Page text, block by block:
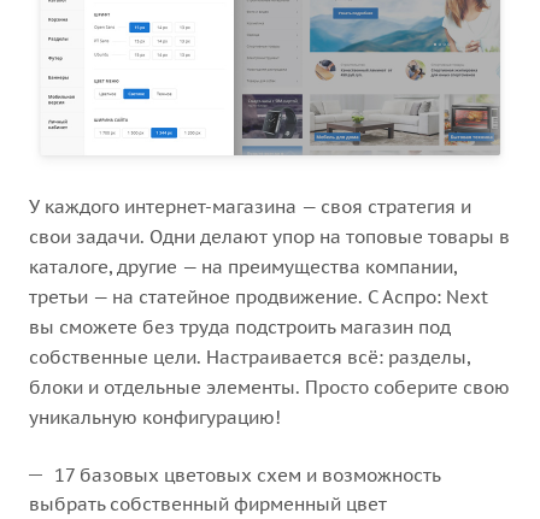
У каждого интернет-магазина — своя стратегия и
свои задачи. Одни делают упор на топовые товары в
каталоге, другие — на преимущества компании,
третьи — на статейное продвижение. С Аспро: Next
вы сможете без труда подстроить магазин под
собственные цели. Настраивается всё: разделы,
блоки и отдельные элементы. Просто соберите свою
уникальную конфигурацию!
17 базовых цветовых схем и возможность
выбрать собственный фирменный цвет